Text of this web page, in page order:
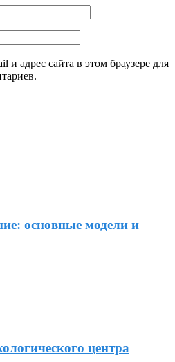
и адрес сайта в этом браузере для
основные модели и
центра